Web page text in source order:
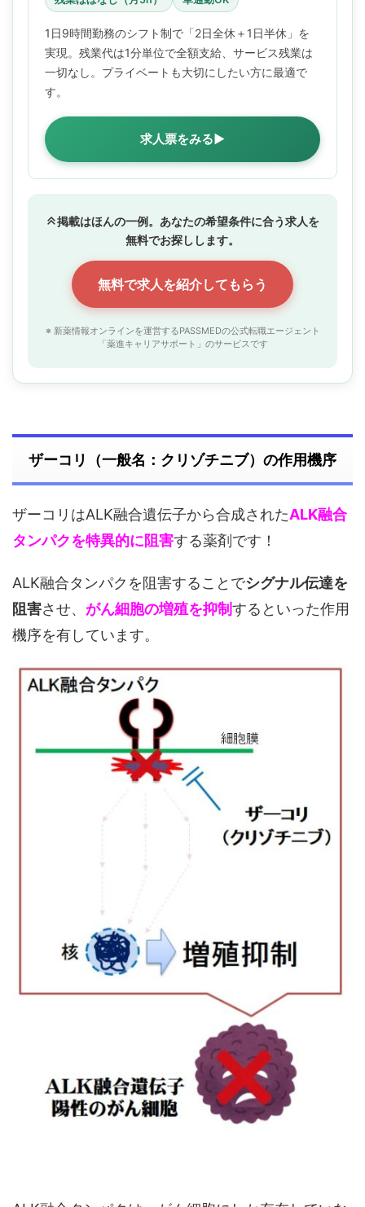
1日9時間勤務のシフト制で「2日全休＋1日半休」を
実現。残業代は1分単位で全額支給、サービス残業は
一切なし。プライベートも大切にしたい方に最適で
す。
求人票をみる▶
掲載はほんの一例。あなたの希望条件に合う求人を
無料でお探しします。
無料で求人を紹介してもらう
※ 新薬情報オンラインを運営するPASSMEDの公式転職エージェント
「薬進キャリアサポート」のサービスです
ザーコリ（一般名：クリゾチニブ）の作用機序
ザーコリはALK融合遺伝子から合成されたALK融合
タンパクを特異的に阻害する薬剤です！
ALK融合タンパクを阻害することでシグナル伝達を
阻害させ、 がん細胞の増殖を抑制するといった作用
機序を有しています。